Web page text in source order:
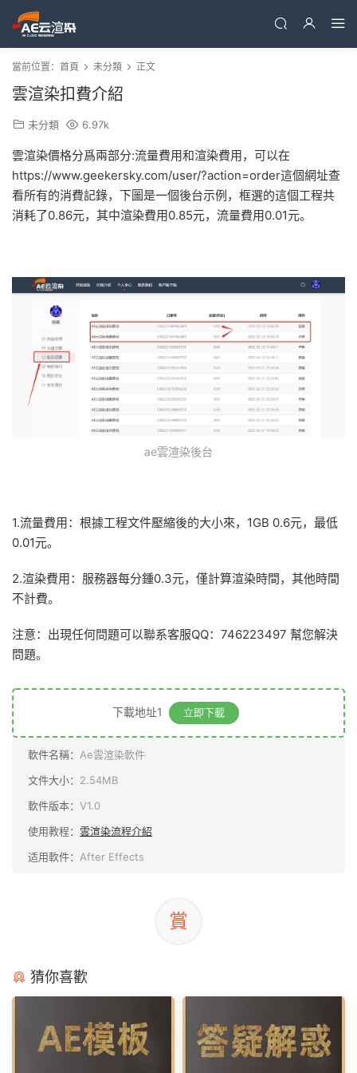
當前位置： 首頁 未分類 正文
雲渲染扣費介紹
未分類 6.97k
雲渲染價格分爲兩部分:流量費用和渲染費用，可以在
https://www.geekersky.com/user/?action=order這個網址查
看所有的消費記錄，下圖是一個後台示例，框選的這個工程共
消耗了0.86元，其中渲染費用0.85元，流量費用0.01元。
ae雲渲染後台
1.流量費用：根據工程文件壓縮後的大小來，1GB 0.6元，最低
0.01元。
2.渲染費用：服務器每分鍾0.3元，僅計算渲染時間，其他時間
不計費。
注意：出現任何問題可以聯系客服QQ：746223497 幫您解決
問題。
下載地址1 立即下載
軟件名稱： Ae雲渲染軟件
文件大小： 2.54MB
軟件版本： V1.0
使用教程： 雲渲染流程介紹
适用軟件： After Effects
賞
猜你喜歡